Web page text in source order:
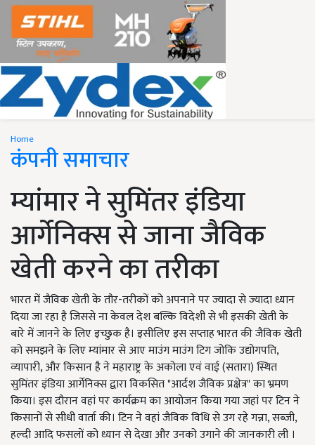
Home
कंपनी समाचार
म्यांमार ने सुमिंतर इंडिया
आर्गेनिक्स से जाना जैविक
खेती करने का तरीका
भारत में जैविक खेती के तौर-तरीकों को अपनाने पर ज्यादा से ज्यादा ध्यान
दिया जा रहा है जिससे ना केवल देश बल्कि विदेशी से भी इसकी खेती के
बारे में जानने के लिए इच्छुक है। इसीलिए इस सप्ताह भारत की जैविक खेती
को समझने के लिए म्यांमार से आए माउंग माउंग टिग जोकि उद्योगपति,
व्यापारी, और किसान है ने महाराष्ट्र के अकोला एवं वाई (सतारा) स्थित
सुमिंतर इंडिया आर्गेनिक्स द्वारा विकसित "आर्दश जैविक प्रक्षेत्र" का भ्रमण
किया। इस दौरान वहां पर कार्यक्रम का आयोजन किया गया जहां पर टिन ने
किसानों से सीधी वार्ता की। टिन ने वहां जैविक विधि से उग रहे गन्ना, सब्जी,
हल्दी आदि फसलों को ध्यान से देखा और उनको उगाने की जानकारी ली ।